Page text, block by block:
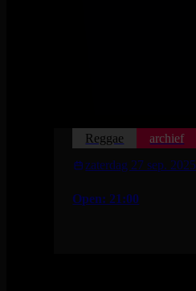
Reggae
archief
zaterdag 27 sep. 2025
Open: 21:00